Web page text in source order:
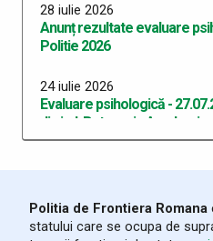
28 iulie 2026
Anunț rezultate evaluare
Politie 2026
24 iulie 2026
Evaluare psihologică -
din jud. Botoşani -
din jud. Galați - Academia de
Politia de Frontiera Romana
statului care se ocupa de